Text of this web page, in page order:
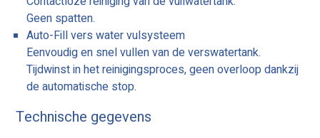
Geen spatten.
Auto-Fill vers water vulsysteem
Eenvoudig en snel vullen van de verswatertank.
Tijdwinst in het reinigingsproces, geen overloop dankzij
de automatische stop.
Technische gegevens